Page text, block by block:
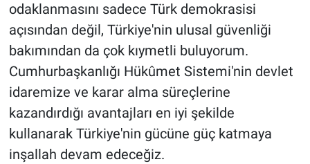
odaklanmasını sadece Türk demokrasisi
açısından değil, Türkiye'nin ulusal güvenliği
bakımından da çok kıymetli buluyorum.
Cumhurbaşkanlığı Hükûmet Sistemi'nin devlet
idaremize ve karar alma süreçlerine
kazandırdığı avantajları en iyi şekilde
kullanarak Türkiye'nin gücüne güç katmaya
inşallah devam edeceğiz.